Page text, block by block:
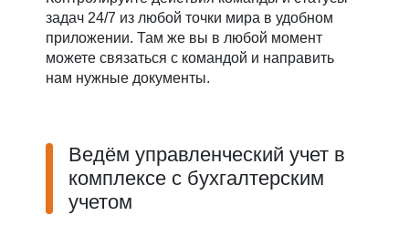
задач 24/7 из любой точки мира в удобном
приложении. Там же вы в любой момент
можете связаться с командой и направить
нам нужные документы.
Ведём управленческий учет в
комплексе с бухгалтерским
учетом